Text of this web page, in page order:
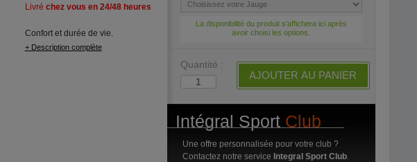
Livré chez vous en 24/48 heures
Confort et durée de vie.
+ Description complète
La disponibilité du produit s'affichera ici après
avoir choisi les options.
Quantité :
AJOUTER AU PANIER
Intégral Sport Club
Une offre personnalisée pour votre club ?
Contactez notre service Integral Sport Club.